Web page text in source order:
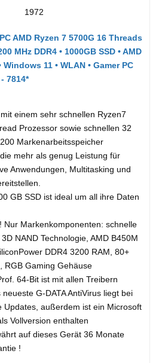
1972
AMD Ryzen 7 5700G 16 Threads
MHz DDR4 • 1000GB SSD • AMD
11 • WLAN • Gamer PC
7814*
einem sehr schnellen Ryzen7
Prozessor sowie schnellen 32
Markenarbeitsspeicher
mehr als genug Leistung für
Anwendungen, Multitasking und
GB SSD ist ideal um all ihre Daten
Nur Markenkomponenten: schnelle
NAND Technologie, AMD B450M
DDR4 3200 RAM, 80+
RGB Gaming Gehäuse
64-Bit ist mit allen Treibern
G-DATA AntiVirus liegt bei
Updates, außerdem ist ein Microsoft
Vollversion enthalten
auf dieses Gerät 36 Monate
!